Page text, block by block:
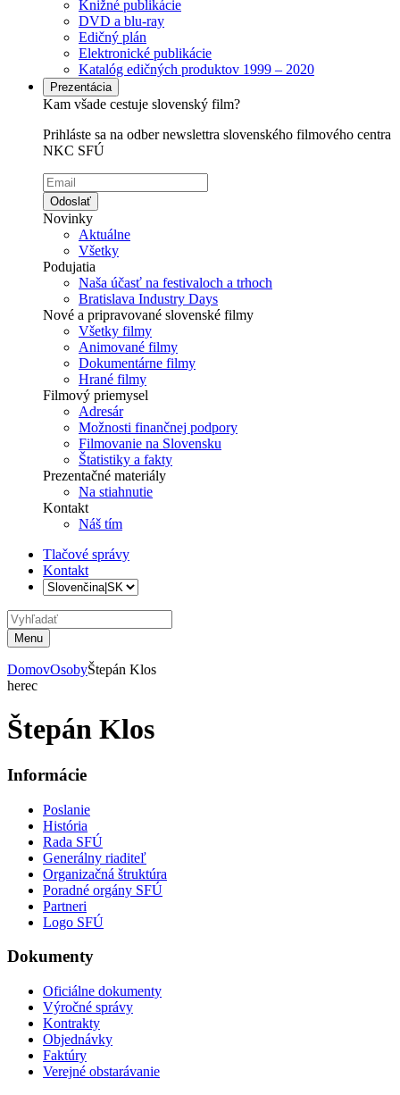
Knižné publikácie
DVD a blu-ray
Edičný plán
Elektronické publikácie
Katalóg edičných produktov 1999 – 2020
Prezentácia
Kam všade cestuje slovenský film?
Prihláste sa na odber newslettra slovenského filmového centra
NKC SFÚ
Odoslať
Novinky
Aktuálne
Všetky
Podujatia
Naša účasť na festivaloch a trhoch
Bratislava Industry Days
Nové a pripravované slovenské filmy
Všetky filmy
Animované filmy
Dokumentárne filmy
Hrané filmy
Filmový priemysel
Adresár
Možnosti finančnej podpory
Filmovanie na Slovensku
Štatistiky a fakty
Prezentačné materiály
Na stiahnutie
Kontakt
Náš tím
Tlačové správy
Kontakt
Menu
DomovOsobyŠtepán Klos
herec
Štepán Klos
Informácie
Poslanie
História
Rada SFÚ
Generálny riaditeľ
Organizačná štruktúra
Poradné orgány SFÚ
Partneri
Logo SFÚ
Dokumenty
Oficiálne dokumenty
Výročné správy
Kontrakty
Objednávky
Faktúry
Verejné obstarávanie